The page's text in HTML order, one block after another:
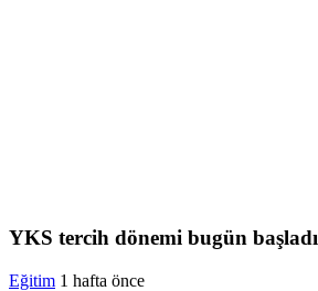
YKS tercih dönemi bugün başladı
Eğitim 1 hafta önce